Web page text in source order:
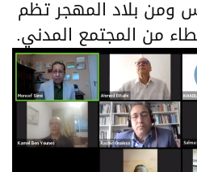
ومن بلاد المهجر تظم
من المجتمع المدني.